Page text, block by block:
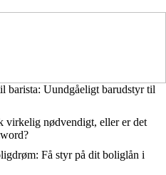
barista: Uundgåeligt barudstyr til
virkelig nødvendigt, eller er det
Få styr på dit boliglån i